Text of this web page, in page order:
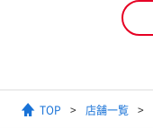
TOP 店舗一覧